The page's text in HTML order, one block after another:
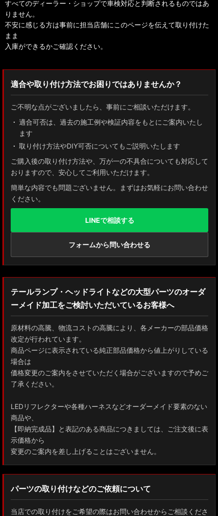
すべてのディーラー・ショップで車検対応と判断されるものではあ
りません。
不安に感じる方は事前に担当店舗にこのページを伝えて取り付けた
まま
入庫ができるかご確認ください。
適合や取り付け方法でお困りではありませんか？
ご不明な点がございましたら、事前にご相談いただけます。
適合可否は、過去の施工例や検証内容をもとにご案内いたし
ます
取り付け方法やDIY可否についてもご説明いたします
ご購入後の取り付け方法や、万が一の不具合についても対応して
おりますので、安心してご利用いただけます。
簡単な内容でも問題ございません。まずはお気軽にお問い合わせ
ください。
LINEで相談する
フォームから問い合わせる
テールランプ・ヘッドライトなどの大型パーツのオーダ
ーメイド加工をご検討いただいているお客様へ
原材料の高騰、物流コストの高騰により、各メーカーの部品価格
改定が行われています。
商品ページに表示されている純正部品価格から値上がりしている
場合は
価格変更のご案内をさせていただく場合がございますので予めご
了承ください。
LEDリフレクターや各種ハーネスなどオーダーメイド要素のない
商品や、
【即納完成品】と表記のある商品につきましては、ご注文後に表
示価格から
変更のご案内を差し上げることはございません。
パーツの取り付けなどのご依頼について
当店での取り付けをご希望の際はお問い合わせからご相談くださ